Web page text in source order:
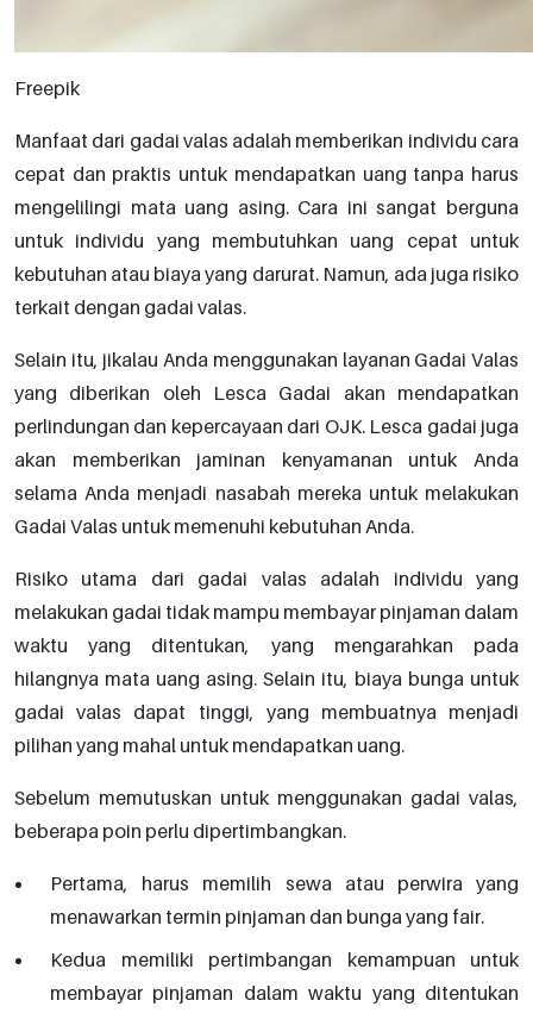
Freepik
Manfaat dari gadai valas adalah memberikan individu cara
cepat dan praktis untuk mendapatkan uang tanpa harus
mengelilingi mata uang asing. Cara ini sangat berguna
untuk individu yang membutuhkan uang cepat untuk
kebutuhan atau biaya yang darurat. Namun, ada juga risiko
terkait dengan gadai valas.
Selain itu, jikalau Anda menggunakan layanan Gadai Valas
yang diberikan oleh Lesca Gadai akan mendapatkan
perlindungan dan kepercayaan dari OJK. Lesca gadai juga
akan memberikan jaminan kenyamanan untuk Anda
selama Anda menjadi nasabah mereka untuk melakukan
Gadai Valas untuk memenuhi kebutuhan Anda.
Risiko utama dari gadai valas adalah individu yang
melakukan gadai tidak mampu membayar pinjaman dalam
waktu yang ditentukan, yang mengarahkan pada
hilangnya mata uang asing. Selain itu, biaya bunga untuk
gadai valas dapat tinggi, yang membuatnya menjadi
pilihan yang mahal untuk mendapatkan uang.
Sebelum memutuskan untuk menggunakan gadai valas,
beberapa poin perlu dipertimbangkan.
Pertama, harus memilih sewa atau perwira yang
menawarkan termin pinjaman dan bunga yang fair.
Kedua memiliki pertimbangan kemampuan untuk
membayar pinjaman dalam waktu yang ditentukan